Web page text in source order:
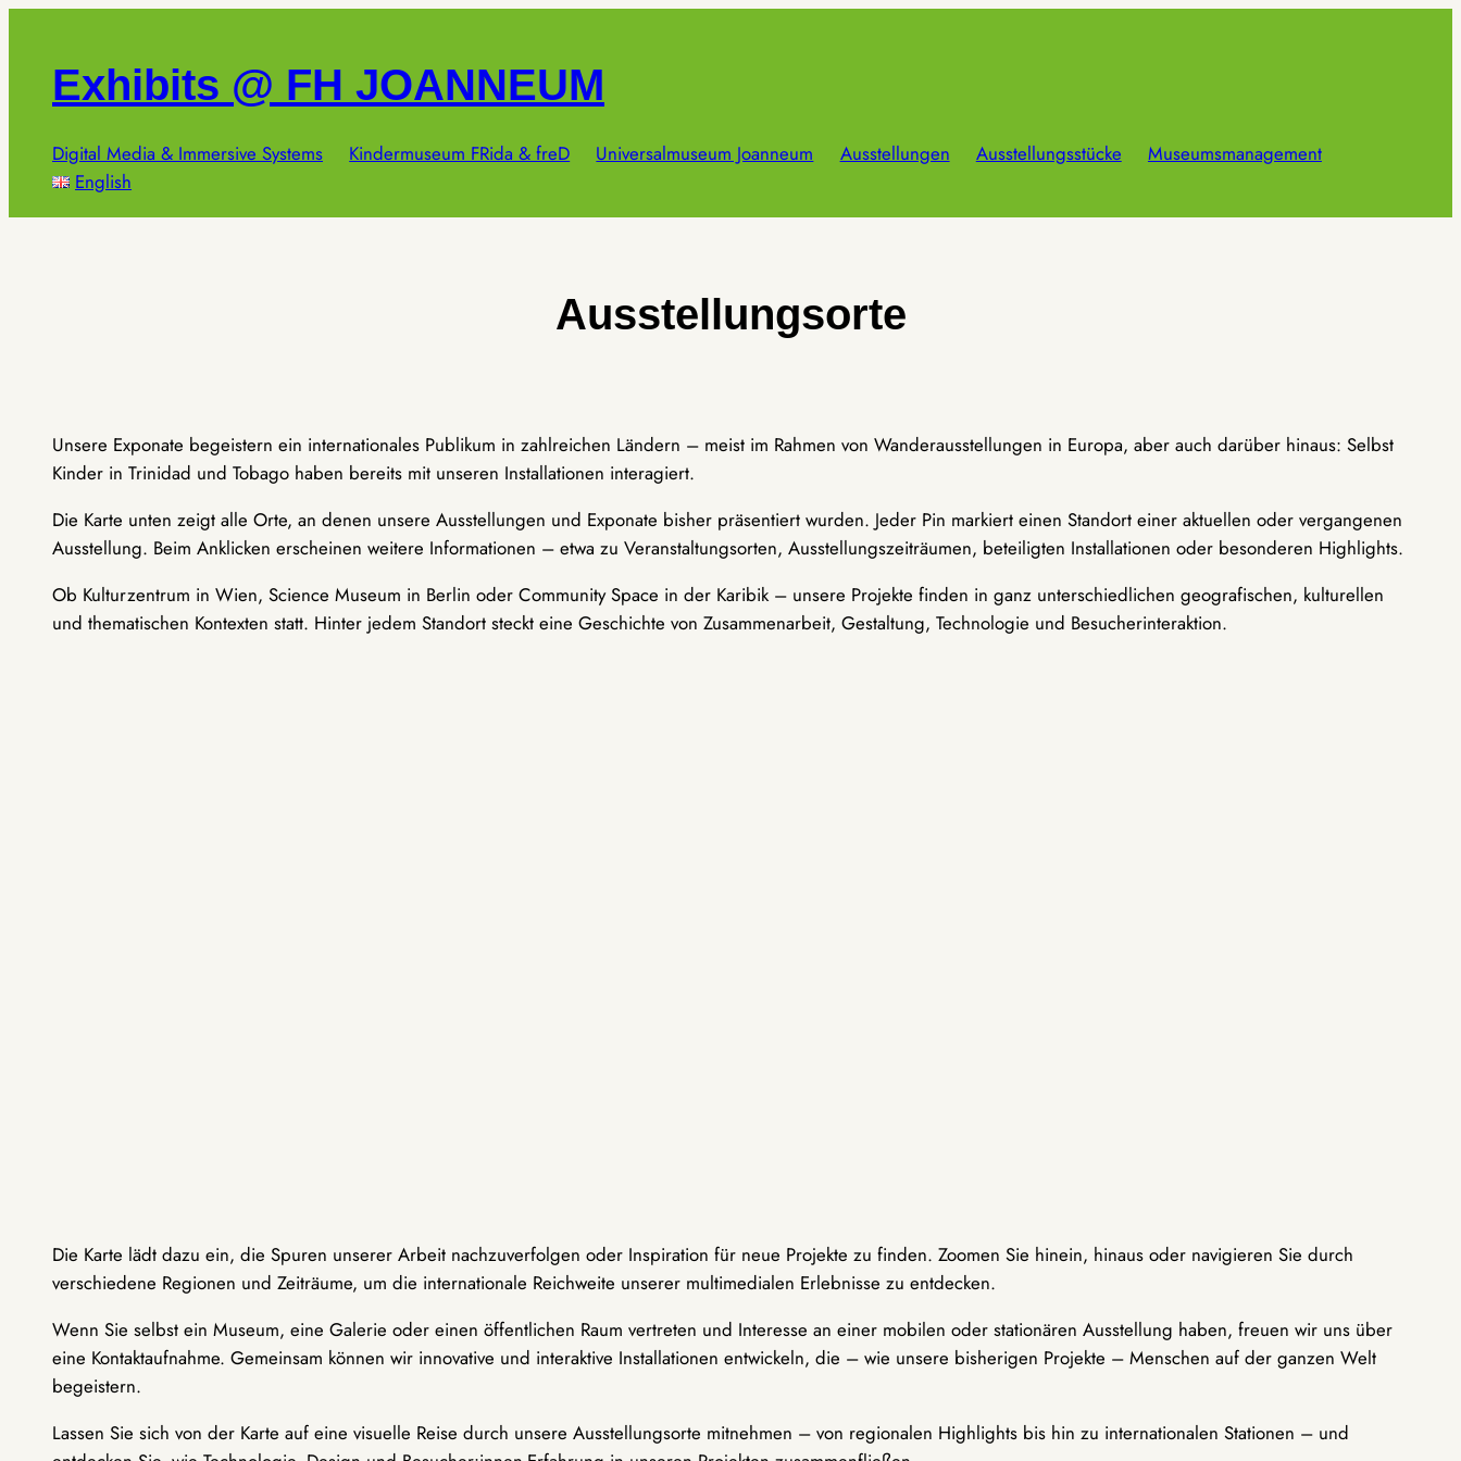
springenExhibits @ FH JOANNEUM
Digital Media & Immersive Systems Kindermuseum FRida & freD Universalmuseum Joanneum Ausstellungen Ausstellungsstücke
Museumsmanagement
English
Ausstellungsorte
Unsere Exponate begeistern ein internationales Publikum in zahlreichen Ländern – meist im Rahmen von Wanderausstellungen in Europa, aber auch darüber hinaus: Selbst
Kinder in Trinidad und Tobago haben bereits mit unseren Installationen interagiert.
Die Karte unten zeigt alle Orte, an denen unsere Ausstellungen und Exponate bisher präsentiert wurden. Jeder Pin markiert einen Standort einer aktuellen oder vergangenen
Ausstellung. Beim Anklicken erscheinen weitere Informationen – etwa zu Veranstaltungsorten, Ausstellungszeiträumen, beteiligten Installationen oder besonderen Highlights.
Ob Kulturzentrum in Wien, Science Museum in Berlin oder Community Space in der Karibik – unsere Projekte finden in ganz unterschiedlichen geografischen, kulturellen
und thematischen Kontexten statt. Hinter jedem Standort steckt eine Geschichte von Zusammenarbeit, Gestaltung, Technologie und Besucherinteraktion.
Die Karte lädt dazu ein, die Spuren unserer Arbeit nachzuverfolgen oder Inspiration für neue Projekte zu finden. Zoomen Sie hinein, hinaus oder navigieren Sie durch
verschiedene Regionen und Zeiträume, um die internationale Reichweite unserer multimedialen Erlebnisse zu entdecken.
Wenn Sie selbst ein Museum, eine Galerie oder einen öffentlichen Raum vertreten und Interesse an einer mobilen oder stationären Ausstellung haben, freuen wir uns über
eine Kontaktaufnahme. Gemeinsam können wir innovative und interaktive Installationen entwickeln, die – wie unsere bisherigen Projekte – Menschen auf der ganzen Welt
begeistern.
Lassen Sie sich von der Karte auf eine visuelle Reise durch unsere Ausstellungsorte mitnehmen – von regionalen Highlights bis hin zu internationalen Stationen – und